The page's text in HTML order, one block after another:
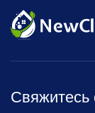
Свяжитесь